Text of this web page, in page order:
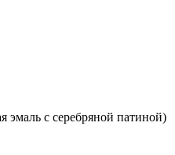
с серебряной патиной)